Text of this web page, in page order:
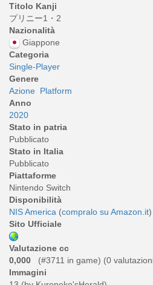
Titolo Kanji
プリニー1・2
Nazionalità
Giappone
Categoria
Single-Player
Genere
Azione Platform
Anno
2020
Stato in patria
Pubblicato
Stato in Italia
Pubblicato
Piattaforme
Nintendo Switch
Disponibilità
NIS America (compralo su Amazon.it)
Sito Ufficiale
Valutazione cc
0,000
(#3711 in game) (0
Immagini